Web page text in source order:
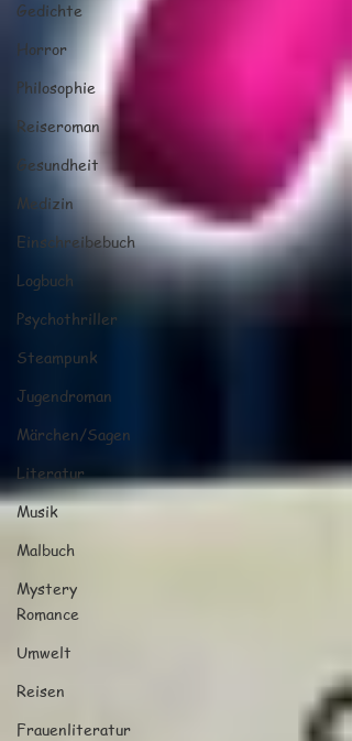
Gedichte
Horror
Philosophie
Reiseroman
Gesundheit
Medizin
Einschreibebuch
Logbuch
Psychothriller
Steampunk
Jugendroman
Märchen/Sagen
Literatur
Musik
Malbuch
Mystery
Romance
Umwelt
Reisen
Frauenliteratur